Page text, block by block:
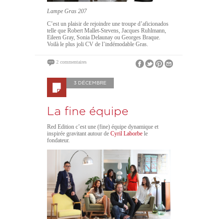
Lampe Gras 207
C’est un plaisir de rejoindre une troupe d’aficionados
telle que Robert Mallet-Stevens, Jacques Ruhlmann,
Eileen Gray, Sonia Delaunay ou Georges Braque.
Voilà le plus joli CV de l’indémodable Gras.
2 commentaires
3 DÉCEMBRE
La fine équipe
Red Edition c’est une (fine) équipe dynamique et
inspirée gravitant autour de Cyril Laborbe le
fondateur.